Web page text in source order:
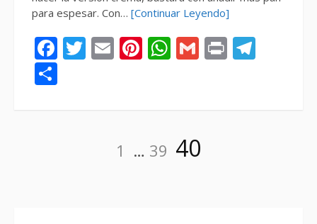
para espesar. Con… [Continuar Leyendo]
Facebook
Twitter
EmailPinterest
WhatsApp
Gmail
Print
Página
1 … Página
39 Página
40